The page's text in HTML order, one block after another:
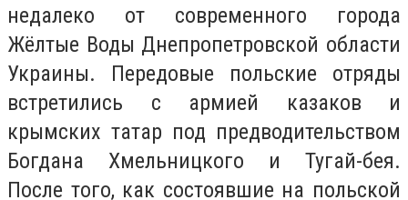
недалеко от современного города
Жёлтые Воды Днепропетровской области
Украины. Передовые польские отряды
встретились с армией казаков и
крымских татар под предводительством
Богдана Хмельницкого и Тугай-бея.
После того, как состоявшие на польской